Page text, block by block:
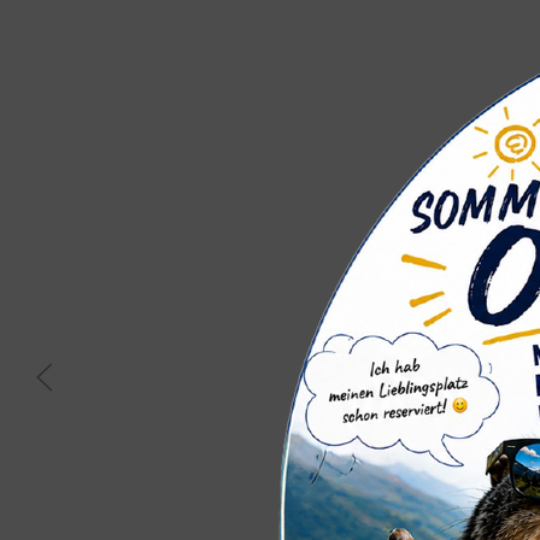
Sommerurlaub
in den Bergen
im Pitztal in Tirol
SOMMERURLAUB &